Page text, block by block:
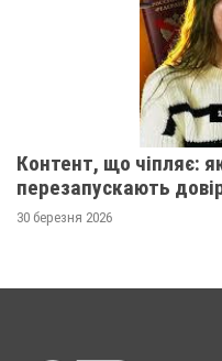
Контент, що чіпляє:
перезапускають
30 березня 2026